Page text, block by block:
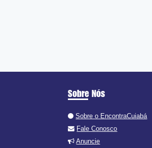
Sobre Nós
Sobre o EncontraCuiabá
Fale Conosco
Anuncie